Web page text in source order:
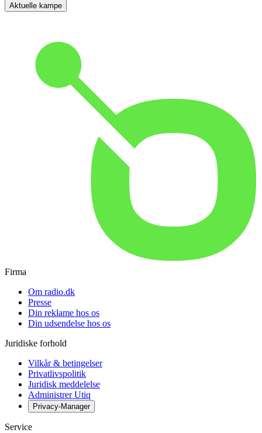
Aktuelle kampe
Firma
Om radio.dk
Presse
Din reklame hos os
Din udsendelse hos os
Juridiske forhold
Vilkår & betingelser
Privatlivspolitik
Juridisk meddelelse
Administrer Utiq
Privacy-Manager
Service